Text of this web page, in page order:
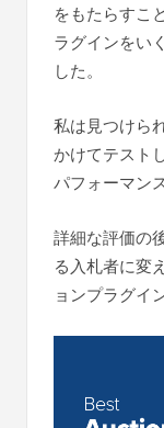
をもたらすこ
ラグインをい
した。
私は見つけら
かけてテスト
パフォーマン
詳細な評価の
る入札者に変
ョンプラグイ